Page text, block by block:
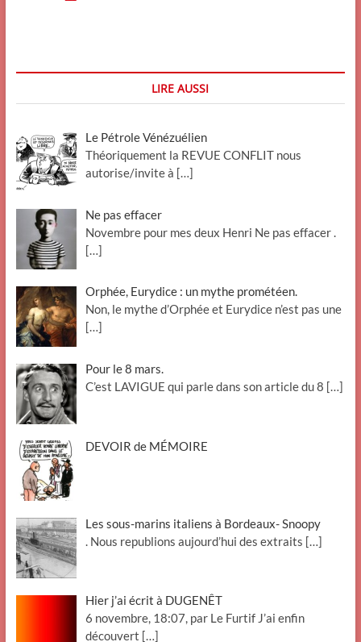
LIRE AUSSI
Le Pétrole Vénézuélien
Théoriquement la REVUE CONFLIT nous
autorise/invite à […]
Ne pas effacer
Novembre pour mes deux Henri Ne pas effacer .
[…]
Orphée, Eurydice : un mythe prométéen.
Non, le mythe d’Orphée et Eurydice n’est pas une
[…]
Pour le 8 mars.
C’est LAVIGUE qui parle dans son article du 8 […]
DEVOIR de MÉMOIRE
Les sous-marins italiens à Bordeaux- Snoopy
. Nous republions aujourd’hui des extraits […]
Hier j’ai écrit à DUGENÊT
6 novembre, 18:07, par Le Furtif J’ai enfin
découvert […]